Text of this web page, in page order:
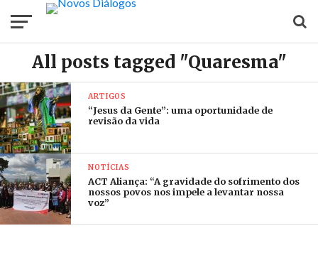
All posts tagged "Quaresma"
ARTIGOS
“Jesus da Gente”: uma oportunidade de
revisão da vida
NOTÍCIAS
ACT Aliança: “A gravidade do sofrimento dos
nossos povos nos impele a levantar nossa
voz”